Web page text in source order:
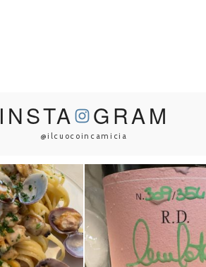
INSTA GRAM
@ilcuocoincamicia